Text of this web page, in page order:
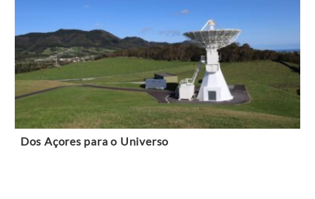
Dos Açores para o Universo